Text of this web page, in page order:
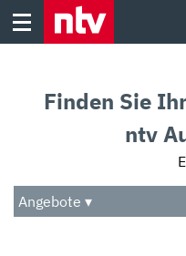
Skip
Audio
Das Beste
Finden Sie
ntv
Angebote ▾